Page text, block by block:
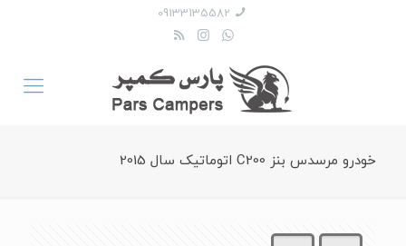
09133135582
خودرو مرسدس بنز C200 اتوماتیک سال 2015